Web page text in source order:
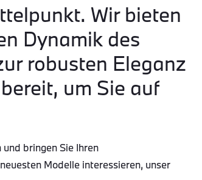
Wir bieten
Dynamik des
robusten Eleganz
um Sie auf
bringen Sie Ihren
Modelle interessieren, unser